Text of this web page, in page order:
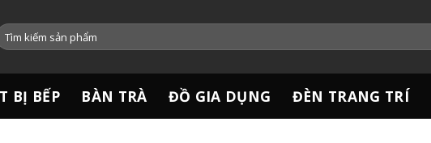
BỊ BẾP BÀN TRÀ ĐỒ GIA DỤNG ĐÈN TRANG TRÍ